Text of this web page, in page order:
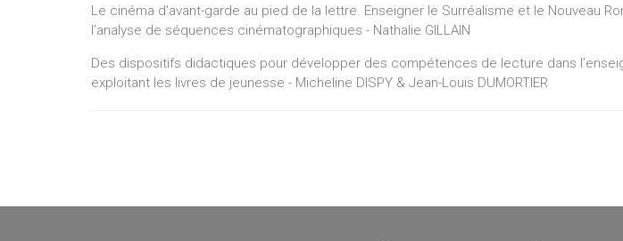
Le cinéma d’avant-garde au pied de la lettre. Enseigner le Surréalisme et le Nouveau
l’analyse de séquences cinématographiques - Nathalie GILLAIN
Des dispositifs didactiques pour développer des compétences de lecture dans
exploitant les livres de jeunesse - Micheline DISPY & Jean-Louis DUMORTIER